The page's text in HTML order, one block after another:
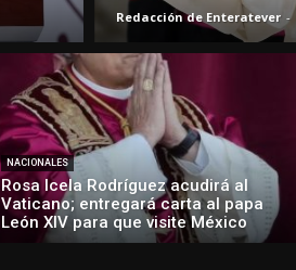
Redacción de Enteratever -
NACIONALES
Rosa Icela Rodríguez acudirá al
Vaticano; entregará carta al papa
León XIV para que visite México